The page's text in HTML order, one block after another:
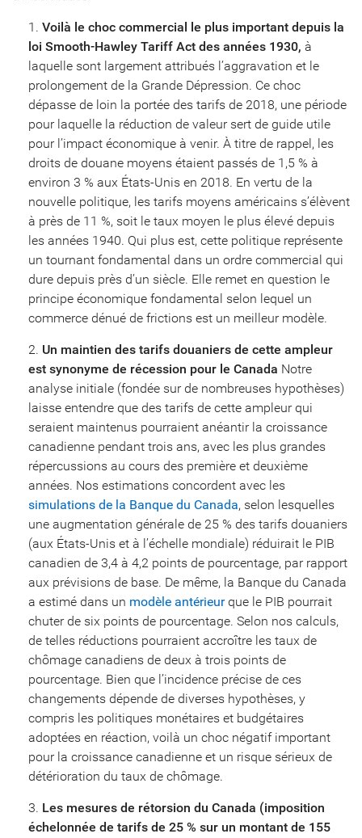
Voilà le choc commercial le plus important depuis la
loi Smooth-Hawley Tariff Act des années 1930, à
laquelle sont largement attribués l’aggravation et le
prolongement de la Grande Dépression. Ce choc
dépasse de loin la portée des tarifs de 2018, une période
pour laquelle la réduction de valeur sert de guide utile
pour l’impact économique à venir. À titre de rappel, les
droits de douane moyens étaient passés de 1,5 % à
environ 3 % aux États-Unis en 2018. En vertu de la
nouvelle politique, les tarifs moyens américains s’élèvent
à près de 11 %, soit le taux moyen le plus élevé depuis
les années 1940. Qui plus est, cette politique représente
un tournant fondamental dans un ordre commercial qui
dure depuis près d’un siècle. Elle remet en question le
principe économique fondamental selon lequel un
commerce dénué de frictions est un meilleur modèle.
Un maintien des tarifs douaniers de cette ampleur
est synonyme de récession pour le Canada Notre
analyse initiale (fondée sur de nombreuses hypothèses)
laisse entendre que des tarifs de cette ampleur qui
seraient maintenus pourraient anéantir la croissance
canadienne pendant trois ans, avec les plus grandes
répercussions au cours des première et deuxième
années. Nos estimations concordent avec les
simulations de la Banque du Canada, selon lesquelles
une augmentation générale de 25 % des tarifs douaniers
(aux États-Unis et à l’échelle mondiale) réduirait le PIB
canadien de 3,4 à 4,2 points de pourcentage, par rapport
aux prévisions de base. De même, la Banque du Canada
a estimé dans un modèle antérieurque le PIB pourrait
chuter de six points de pourcentage. Selon nos calculs,
de telles réductions pourraient accroître les taux de
chômage canadiens de deux à trois points de
pourcentage. Bien que l’incidence précise de ces
changements dépende de diverses hypothèses, y
compris les politiques monétaires et budgétaires
adoptées en réaction, voilà un choc négatif important
pour la croissance canadienne et un risque sérieux de
détérioration du taux de chômage.
Les mesures de rétorsion du Canada (imposition
échelonnée de tarifs de 25 % sur un montant de 155